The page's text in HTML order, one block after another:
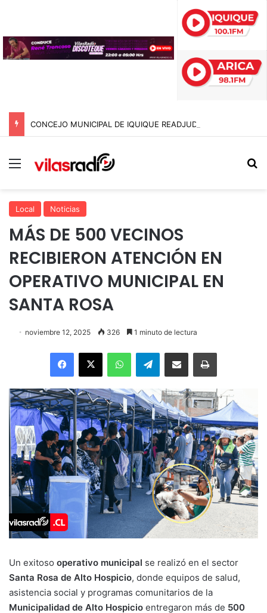
Menú
Local Noticias
MÁS DE 500 VECINOS
RECIBIERON ATENCIÓN EN
OPERATIVO MUNICIPAL EN
SANTA ROSA
noviembre 12, 2025 326 1 minuto de lectura
Facebook
X WhatsAppTelegramEnviar vía email Imprimir
Un exitoso operativo municipal se realizó en el sector
Santa Rosa de Alto Hospicio, donde equipos de salud,
asistencia social y programas comunitarios de la
Municipalidad de Alto Hospicio entregaron más de 500